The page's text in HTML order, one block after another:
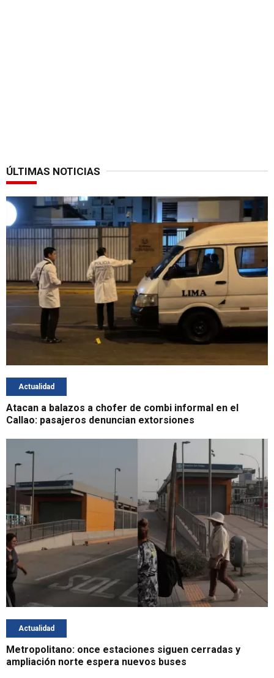
ÚLTIMAS NOTICIAS
Actualidad
Atacan a balazos a chofer de combi informal en el
Callao: pasajeros denuncian extorsiones
Actualidad
Metropolitano: once estaciones siguen cerradas y
ampliación norte espera nuevos buses